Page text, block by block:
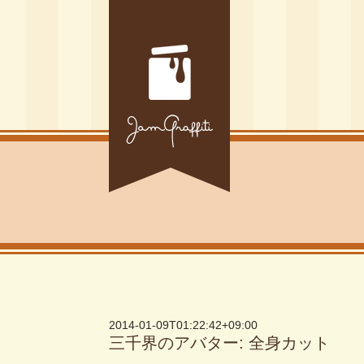
2014-01-09T01:22:42+09:00
三千界のアバター: 全身カット